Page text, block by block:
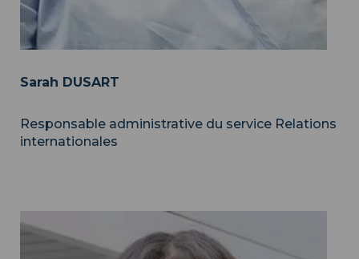
Sarah DUSART
Responsable administrative du service Relations
internationales